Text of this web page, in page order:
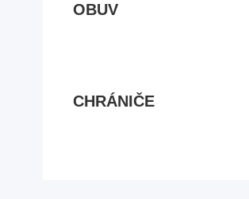
OBUV
CHRÁNIČE